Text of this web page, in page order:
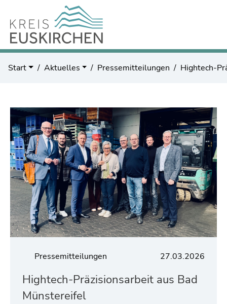
Start Aktuelles Pressemitteilungen Hightech-
Pressemitteilungen 27.03.2026
Hightech-Präzisionsarbeit aus Bad
Münstereifel